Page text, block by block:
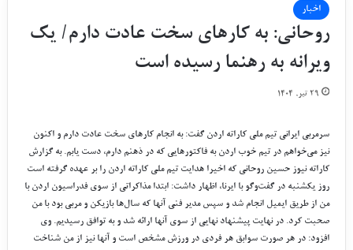
اخبار
روحانی: به کارهای سخت عادت دارم/ یک
ویرانه به رهنما رسیده است
۲۹ تیر, ۱۴۰۴
سرمربی ایرانی تیم ملی کاراته اردن گفت: به انجام کارهای سخت عادت دارم و اکنون
نیز می‌خواهم در تیم خوب اردن به فاکتورهایی که در ذهنم دارم، دست یابم. به گزارش
کاراته نیوز حسین روحانی که اخیرا هدایت تیم ملی کاراته اردن را بر عهده گرفته است
روز یکشنبه در گفت‌وگو با ایرنا، اظهار داشت: ابتدا مذاکراتی از سوی فدراسیون اردن با
من از طریق ایمیل انجام شد و سپس مدیر فنی آنها که سال‌ها بازیکن و مربی بود با من
صحبت کرد. در نهایت پیشنهاد نهایی از سوی آنها ارائه شد و به توافق رسیدیم. وی
افزود: در هر صورت سوابق هر فردی در ورزش مشخص است و آنها نیز از من شناخت